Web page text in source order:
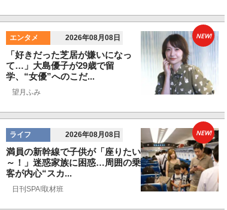
エンタメ 2026年08月08日
「好きだった芝居が嫌いになっ
て…」大島優子が29歳で留
学、“女優”へのこだ...
望月ふみ
NEW!
ライフ 2026年08月08日
満員の新幹線で子供が「座りたい
～！」迷惑家族に困惑…周囲の乗
客が内心“スカ...
日刊SPA!取材班
NEW!